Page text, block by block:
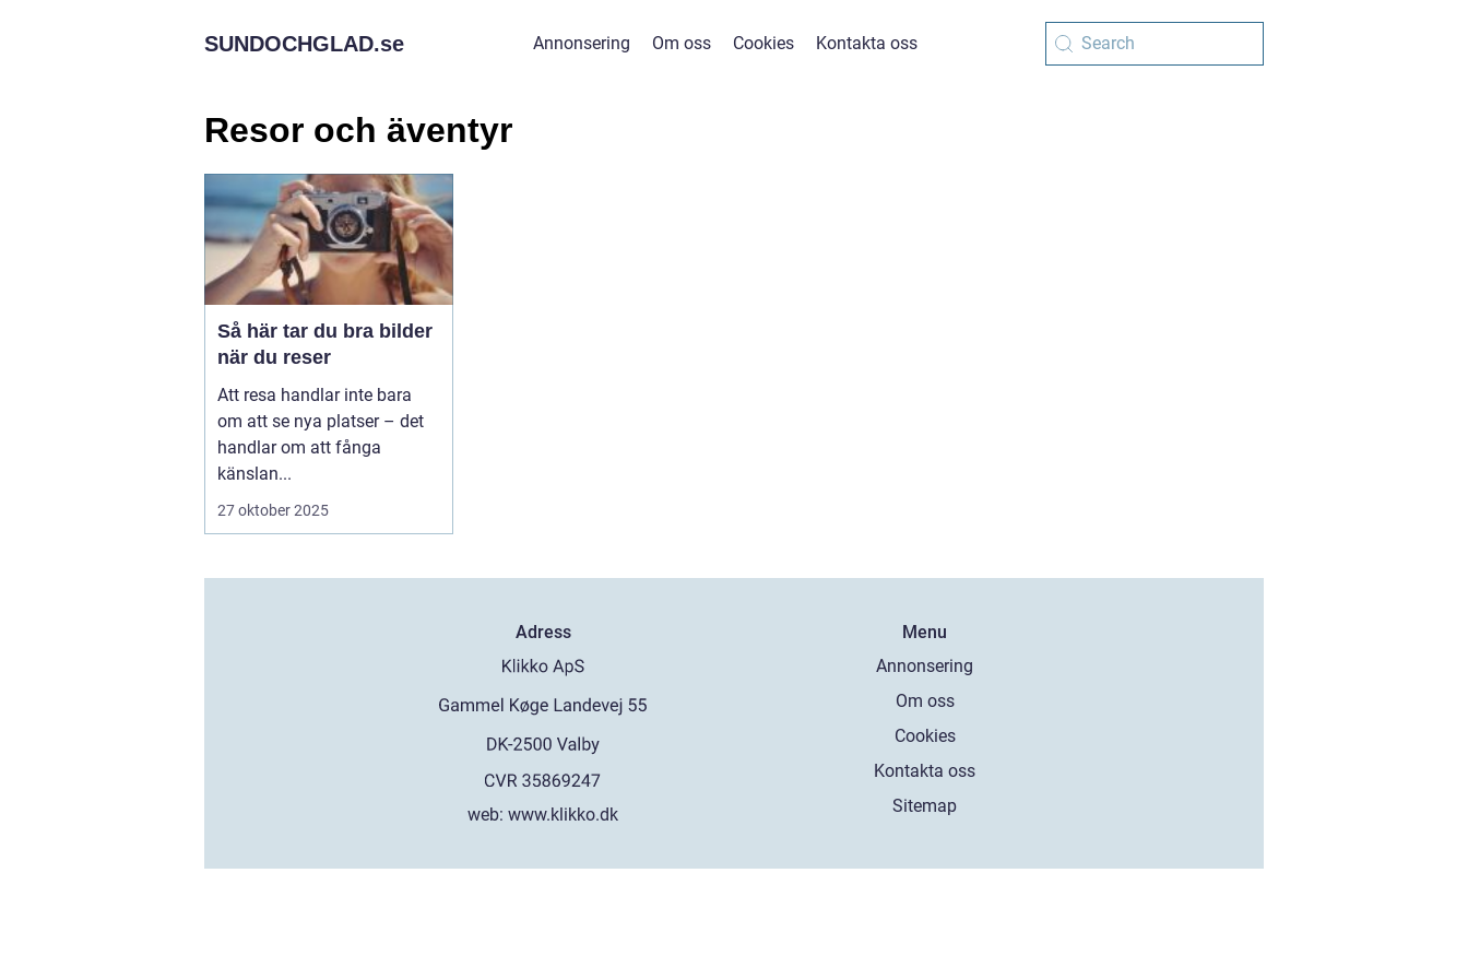
SUNDOCHGLAD.se Annonsering Om oss Cookies Kontakta oss
Resor och äventyr
Så här tar du bra bilder
när du reser
Att resa handlar inte bara
om att se nya platser – det
handlar om att fånga
känslan...
27 oktober 2025
Adress
web:www.klikko.dk
Menu
Annonsering
Om oss
Cookies
Kontakta oss
Sitemap